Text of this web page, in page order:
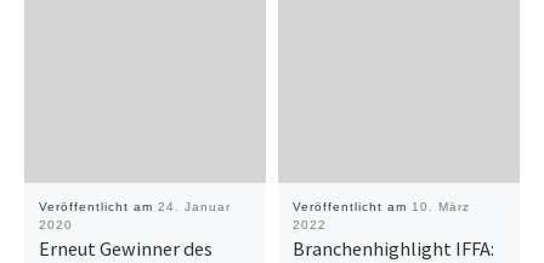
Veröffentlicht am 24. Januar
2020
Erneut Gewinner des
Veröffentlicht am 10. März
2022
Branchenhighlight IFFA: